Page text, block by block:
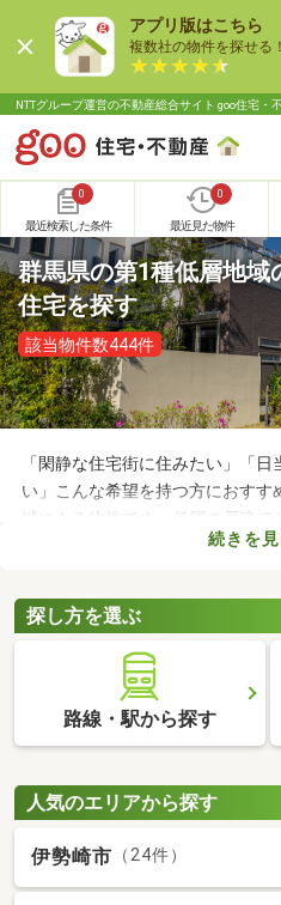
アプリ版はこちら
複数社の物件を探せる！
NTTグループ運営の不動産総合サイト goo住宅・
0
最近検索した条件
0
最近見た物件
群馬県の第1種低層地域
住宅を探す
該当物件数444件
「閑静な住宅街に住みたい」「
い」こんな希望を持つ方におす
域にある物件です。低層の戸建て
ブルが少ない・住みやすい・高層
住居専用地域の新築一戸建てを紹
続きを見
探し方を選ぶ
路線・駅から探す
人気のエリアから探す
伊勢崎市 （24件）